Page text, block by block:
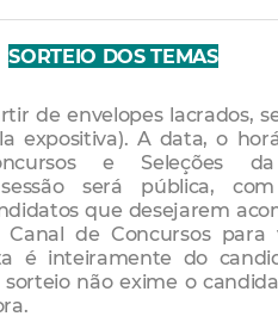
SORTEIO DOS TEMAS
de envelopes lacrados,
expositiva). A data, o
e Seleções
sessão será pública,
que desejarem
Canal de Concursos
é inteiramente do
não exime o